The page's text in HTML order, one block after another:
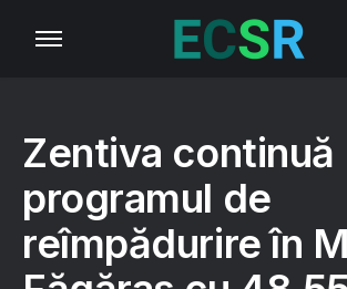
Zentiva continuă
programul de
reîmpădurire în